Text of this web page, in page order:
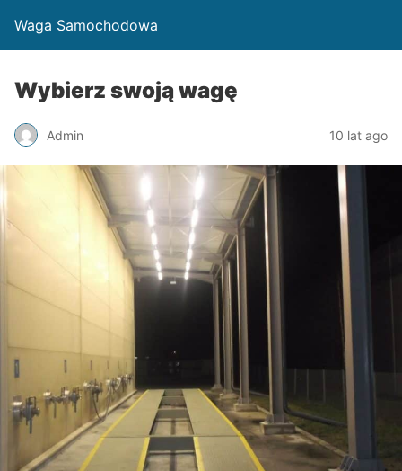
Waga Samochodowa
Wybierz swoją wagę
Admin 10 lat ago